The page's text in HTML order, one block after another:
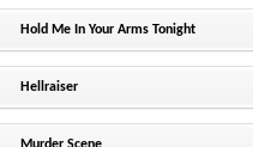
Hold Me In Your Arms Tonight
Hellraiser